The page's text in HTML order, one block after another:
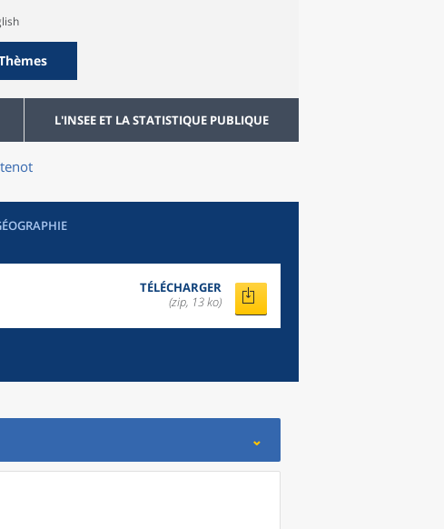
L'INSEE ET LA STATISTIQUE PUBLIQUE
TÉLÉCHARGER
(zip, 13 ko)